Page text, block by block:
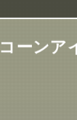
コーンア